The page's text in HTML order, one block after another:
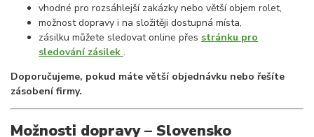
vhodné pro rozsáhlejší zakázky nebo větší objem rolet,
možnost dopravy i na složitěji dostupná místa,
zásilku můžete sledovat online přes stránku pro
sledování zásilek .
Doporučujeme, pokud máte větší objednávku nebo řešíte
zásobení firmy.
Možnosti dopravy – Slovensko